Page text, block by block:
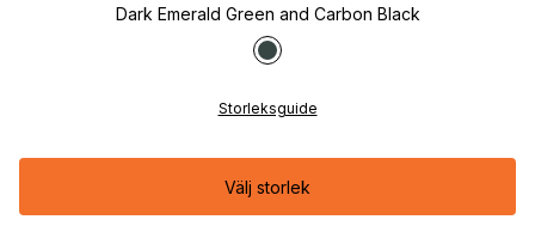
Dark Emerald Green and Carbon Black
Storleksguide
Välj storlek